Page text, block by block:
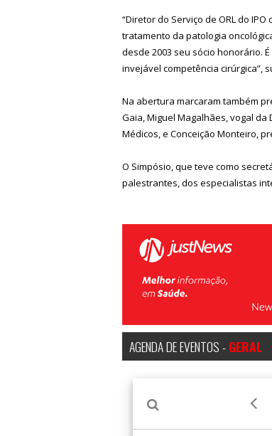
“Diretor do Serviço de ORL do
tratamento da patologia
desde 2003 seu sócio honorário.
invejável competência cirúrgica”,
Na abertura marcaram também
Gaia, Miguel Magalhães, vogal
Médicos, e Conceição Monteiro,
O Simpósio, que teve como
palestrantes, dos especialistas
AGENDA DE EVENTOS -GERAL